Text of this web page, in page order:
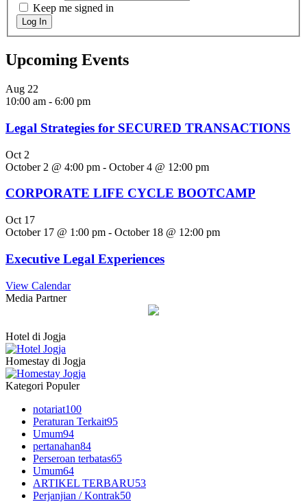
Keep me signed in
Log In
Upcoming Events
Aug 22
10:00 am - 6:00 pm
Legal Strategies for SECURED TRANSACTIONS
Oct 2
October 2 @ 4:00 pm - October 4 @ 12:00 pm
CORPORATE LIFE CYCLE BOOTCAMP
Oct 17
October 17 @ 1:00 pm - October 18 @ 12:00 pm
Executive Legal Experiences
View Calendar
Media Partner
Hotel di Jogja
Homestay di Jogja
Kategori Populer
notariat100
Peraturan Terkait95
Umum94
pertanahan84
Perseroan terbatas65
Umum64
ARTIKEL TERBARU53
Perjanjian / Kontrak50